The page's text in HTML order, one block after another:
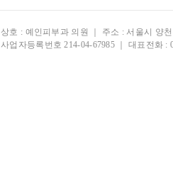
상호 : 예인피부과 의원 ｜ 주소 : 서울시 양
사업자등록번호 214-04-67985 ｜ 대표전화 :